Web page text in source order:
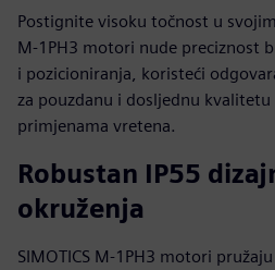
Postignite visoku točnost u
M-1PH3 motori nude preciznost
i pozicioniranja, koristeći
za pouzdanu i dosljednu
primjenama vretena.
Robustan IP55
okruženja
SIMOTICS M-1PH3 motori